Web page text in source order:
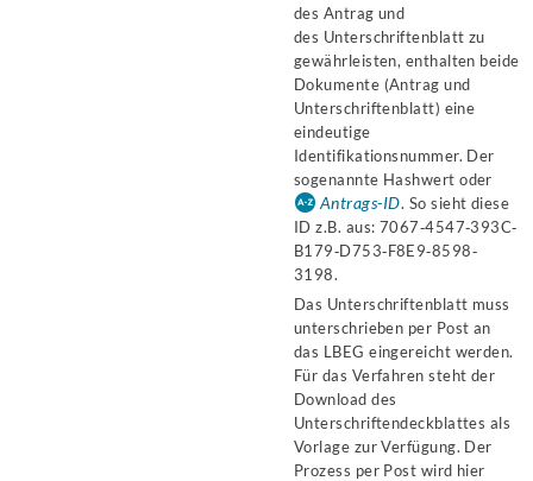
des Antrag und
des Unterschriftenblatt zu
gewährleisten, enthalten beide
Dokumente (Antrag und
Unterschriftenblatt) eine
eindeutige
Identifikationsnummer. Der
sogenannte Hashwert oder
Antrags-ID. So sieht diese
ID z.B. aus: 7067‐4547‐393C‐
B179‐D753‐F8E9‐8598‐
3198.
Das Unterschriftenblatt muss
unterschrieben per Post an
das LBEG eingereicht werden.
Für das Verfahren steht der
Download des
Unterschriftendeckblattes als
Vorlage zur Verfügung. Der
Prozess per Post wird hier